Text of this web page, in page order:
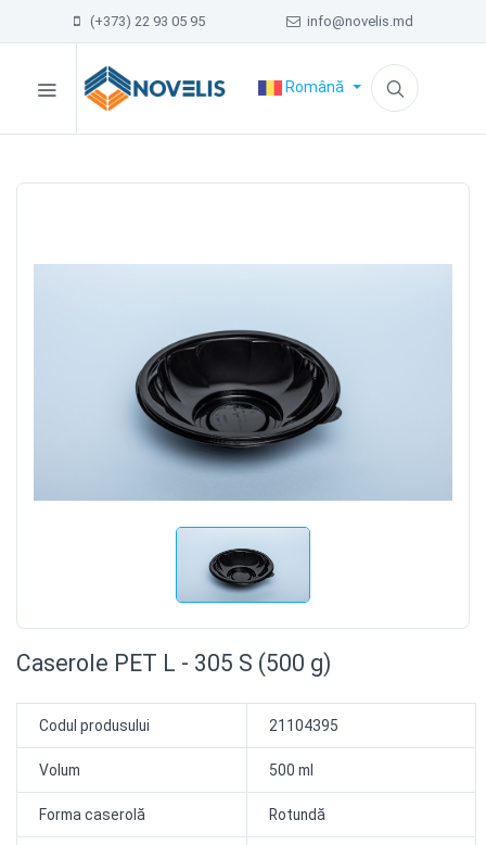
(+373) 22 93 05 95 info@novelis.md
Română
Caserole PET L - 305 S (500 g)
Codul produsului 21104395
Volum 500 ml
Forma caserolă Rotundă